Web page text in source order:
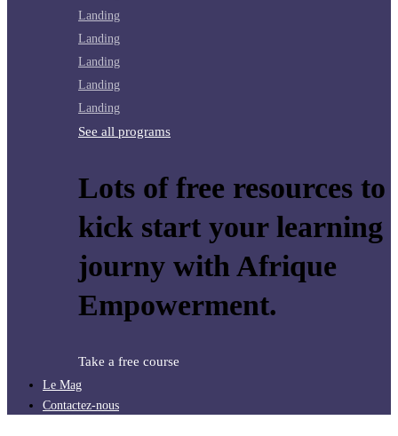
Landing
Landing
Landing
Landing
Landing
See all programs
Lots of free resources to
kick start your learning
journy with Afrique
Empowerment.
Take a free course
Le Mag
Contactez-nous